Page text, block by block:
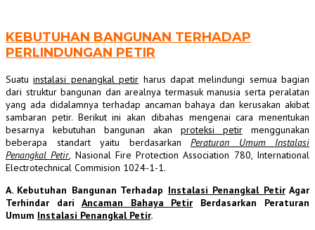
KEBUTUHAN BANGUNAN TERHADAP
PERLINDUNGAN PETIR
Suatuinstalasi penangkal petir harus dapat melindungi semua bagian
dari struktur bangunan dan arealnya termasuk manusia serta peralatan
yang ada didalamnya terhadap ancaman bahaya dan kerusakan akibat
sambaran petir. Berikut ini akan dibahas mengenai cara menentukan
besarnya kebutuhan bangunan akan proteksi petir menggunakan
beberapa standart yaitu berdasarkan Peraturan Umum Instalasi
Penangkal Petir, Nasional Fire Protection Association 780, International
Electrotechnical Commision 1024-1-1.
A. Kebutuhan Bangunan Terhadap Instalasi Penangkal PetirAgar
Terhindar dari Ancaman Bahaya Petir Berdasarkan Peraturan
Umum Instalasi Penangkal Petir.